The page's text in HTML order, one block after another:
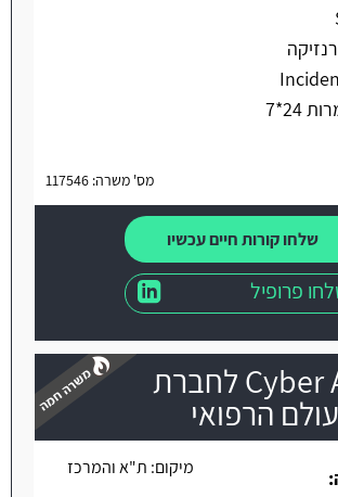
מס' משרה: 117546
שלחו קורות חיים עכשיו
פרופיל
Cyber Analyst לחברת
הרפואי
משרה חמה מיקום: ת"א והמרכז